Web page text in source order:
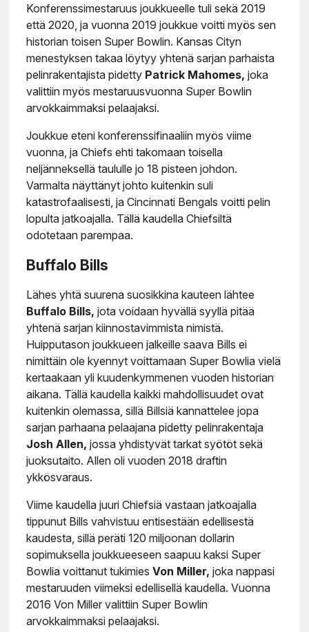
Konferenssimestaruus joukkueelle tuli sekä 2019
että 2020, ja vuonna 2019 joukkue voitti myös sen
historian toisen Super Bowlin. Kansas Cityn
menestyksen takaa löytyy yhtenä sarjan parhaista
pelinrakentajista pidetty Patrick Mahomes,joka
valittiin myös mestaruusvuonna Super Bowlin
arvokkaimmaksi pelaajaksi.
Joukkue eteni konferenssifinaaliin myös viime
vuonna, ja Chiefs ehti takomaan toisella
neljänneksellä taululle jo 18 pisteen johdon.
Varmalta näyttänyt johto kuitenkin suli
katastrofaalisesti, ja Cincinnati Bengals voitti pelin
lopulta jatkoajalla. Tällä kaudella Chiefsiltä
odotetaan parempaa.
Buffalo Bills
Lähes yhtä suurena suosikkina kauteen lähtee
Buffalo Bills,jota voidaan hyvällä syyllä pitää
yhtenä sarjan kiinnostavimmista nimistä.
Huipputason joukkueen jalkeille saava Bills ei
nimittäin ole kyennyt voittamaan Super Bowlia vielä
kertaakaan yli kuudenkymmenen vuoden historian
aikana. Tällä kaudella kaikki mahdollisuudet ovat
kuitenkin olemassa, sillä Billsiä kannattelee jopa
sarjan parhaana pelaajana pidetty pelinrakentaja
Josh Allen,jossa yhdistyvät tarkat syötöt sekä
juoksutaito. Allen oli vuoden 2018 draftin
ykkösvaraus.
Viime kaudella juuri Chiefsiä vastaan jatkoajalla
tippunut Bills vahvistuu entisestään edellisestä
kaudesta, sillä peräti 120 miljoonan dollarin
sopimuksella joukkueeseen saapuu kaksi Super
Bowlia voittanut tukimiesVon Miller,joka nappasi
mestaruuden viimeksi edellisellä kaudella. Vuonna
2016 Von Miller valittiin Super Bowlin
arvokkaimmaksi pelaajaksi.